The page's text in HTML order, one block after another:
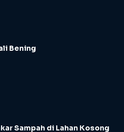
Bening
Sampah di Lahan Kosong